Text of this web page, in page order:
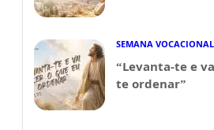
SEMANA VOCACIONAL
“Levanta-te e
te ordenar”